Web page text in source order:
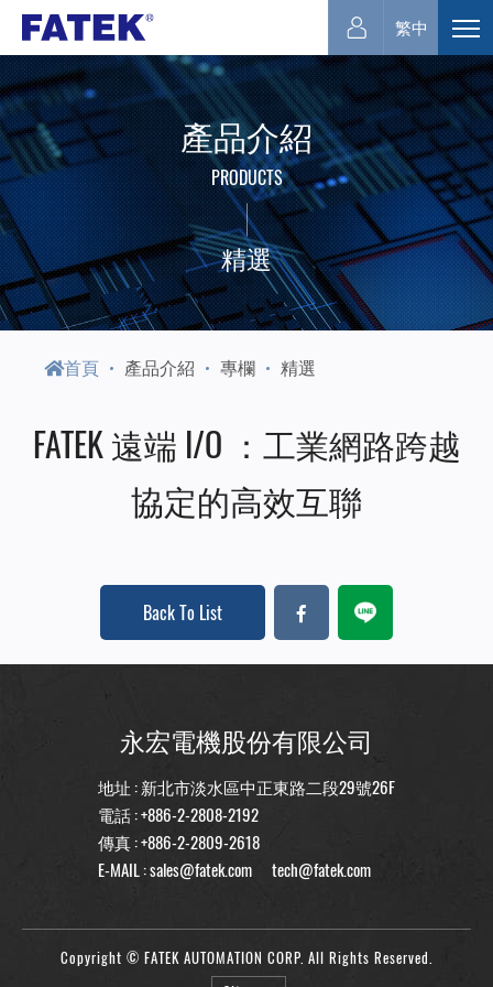
永
宏
電
機
展
開
選
單
繁中
產品介紹
PRODUCTS
精選
首頁 產品介紹 專欄 精選
FATEK 遠端 I/O ：工業網路跨越
協定的高效互聯
Back To List
永宏電機股份有限公司
地址 : 新北市淡水區中正東路二段29號26F
電話 :+886-2-2808-2192
傳真 : +886-2-2809-2618
E-MAIL :sales@fatek.com tech@fatek.com
Copyright © FATEK AUTOMATION CORP. All Rights Reserved.